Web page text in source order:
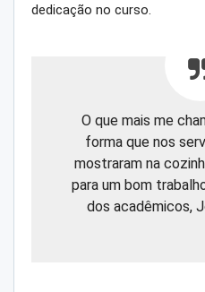
dedicação no curso.
O que mais me
forma que nos
mostraram na
para um bom
dos acadêmicos,